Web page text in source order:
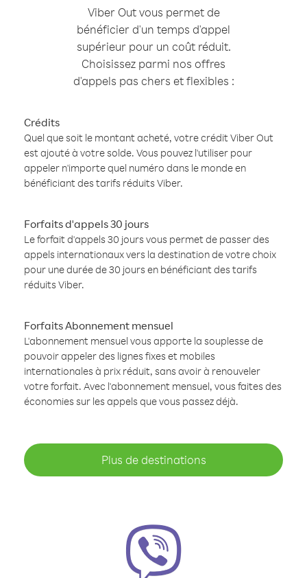
Viber Out vous permet de
bénéficier d'un temps d'appel
supérieur pour un coût réduit.
Choisissez parmi nos offres
d'appels pas chers et flexibles :
Crédits
Quel que soit le montant acheté, votre crédit Viber Out
est ajouté à votre solde. Vous pouvez l'utiliser pour
appeler n'importe quel numéro dans le monde en
bénéficiant des tarifs réduits Viber.
Forfaits d'appels 30 jours
Le forfait d'appels 30 jours vous permet de passer des
appels internationaux vers la destination de votre choix
pour une durée de 30 jours en bénéficiant des tarifs
réduits Viber.
Forfaits Abonnement mensuel
L'abonnement mensuel vous apporte la souplesse de
pouvoir appeler des lignes fixes et mobiles
internationales à prix réduit, sans avoir à renouveler
votre forfait. Avec l'abonnement mensuel, vous faites des
économies sur les appels que vous passez déjà.
Plus de destinations